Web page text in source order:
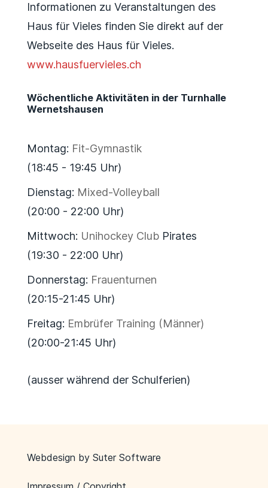
Informationen zu Veranstaltungen des
Haus für Vieles finden Sie direkt auf der
Webseite des Haus für Vieles.
www.hausfuervieles.ch
Wöchentliche Aktivitäten in der Turnhalle
Wernetshausen
Montag: Fit-Gymnastik
(18:45 - 19:45 Uhr)
Dienstag: Mixed-Volleyball
(20:00 - 22:00 Uhr)
Mittwoch: Unihockey ClubPirates
(19:30 - 22:00 Uhr)
Donnerstag: Frauenturnen
(20:15-21:45 Uhr)
Freitag: Embrüfer Training (Männer)
(20:00-21:45 Uhr)
(ausser während der Schulferien)
Webdesign by Suter Software